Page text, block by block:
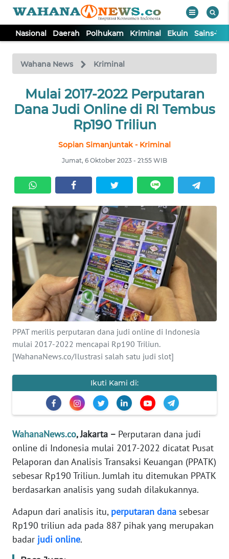
Nasional Daerah Polhukam Kriminal Ekuin Sains-
Wahana News Kriminal
Mulai 2017-2022 Perputaran
Dana Judi Online di RI Tembus
Rp190 Triliun
Sopian Simanjuntak - Kriminal
Jumat, 6 Oktober 2023 - 21:55 WIB
PPAT merilis perputaran dana judi online di Indonesia
mulai 2017-2022 mencapai Rp190 Triliun.
[WahanaNews.co/Ilustrasi salah satu judi slot]
Ikuti Kami di:
WahanaNews.co, Jakarta – Perputaran dana judi
online di Indonesia mulai 2017-2022 dicatat Pusat
Pelaporan dan Analisis Transaksi Keuangan (PPATK)
sebesar Rp190 Triliun. Jumlah itu ditemukan PPATK
berdasarkan analisis yang sudah dilakukannya.
Adapun dari analisis itu, perputaran dana sebesar
Rp190 triliun ada pada 887 pihak yang merupakan
badar judi online.
TV
Tutup
NASIONAL
KRIMINAL
EKUIN
SAINS-TEKNO
KESEHATAN
INTERNASIONAL
SERBA-SERBI
PENDIDIKAN
EDITORIAL
Informasi
INDEKS
KONTAK
KAMI